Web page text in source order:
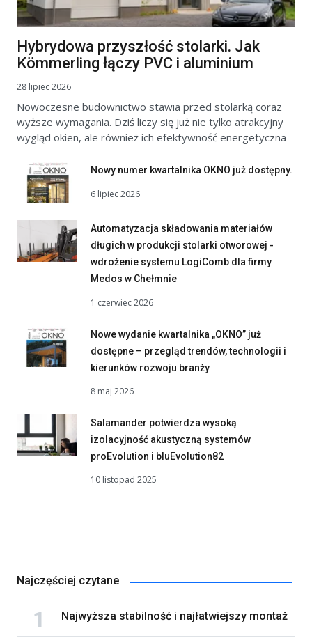
Hybrydowa przyszłość stolarki. Jak
Kömmerling łączy PVC i aluminium
28 lipiec 2026
Nowoczesne budownictwo stawia przed stolarką coraz
wyższe wymagania. Dziś liczy się już nie tylko atrakcyjny
wygląd okien, ale również ich efektywność energetyczna
Nowy numer kwartalnika OKNO już dostępny.
6 lipiec 2026
Automatyzacja składowania materiałów
długich w produkcji stolarki otworowej -
wdrożenie systemu LogiComb dla firmy
Medos w Chełmnie
1 czerwiec 2026
Nowe wydanie kwartalnika „OKNO” już
dostępne – przegląd trendów, technologii i
kierunków rozwoju branży
8 maj 2026
Salamander potwierdza wysoką
izolacyjność akustyczną systemów
proEvolution i bluEvolution82
10 listopad 2025
Najczęściej czytane
Najwyższa stabilność i najłatwiejszy montaż